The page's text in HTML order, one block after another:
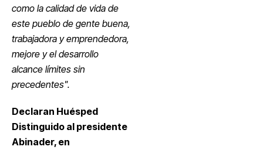
como la calidad de vida de
este pueblo de gente buena,
trabajadora y emprendedora,
mejore y el desarrollo
alcance límites sin
precedentes".
Declaran Huésped
Distinguido al presidente
Abinader, en